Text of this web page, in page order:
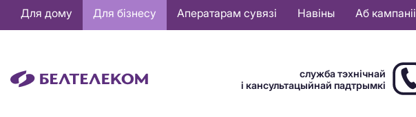
Основная
навигация
Для дому Для бізнесу Аператарам сувязі Навіны Аб кампаніі
служба тэхнічнай
і кансультацыйнай падтрымкі